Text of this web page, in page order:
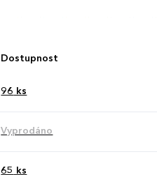
Dostupnost
96 ks
Vyprodáno
65 ks